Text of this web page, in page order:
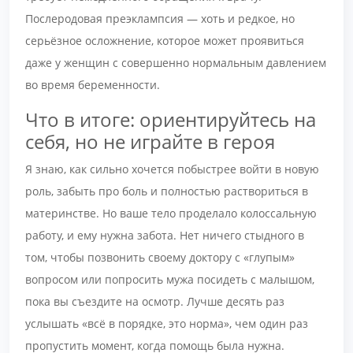
Послеродовая преэклампсия — хоть и редкое, но
серьёзное осложнение, которое может проявиться
даже у женщин с совершенно нормальным давлением
во время беременности.
Что в итоге: ориентируйтесь на
себя, но не играйте в героя
Я знаю, как сильно хочется побыстрее войти в новую
роль, забыть про боль и полностью раствориться в
материнстве. Но ваше тело проделало колоссальную
работу, и ему нужна забота. Нет ничего стыдного в
том, чтобы позвонить своему доктору с «глупым»
вопросом или попросить мужа посидеть с малышом,
пока вы съездите на осмотр. Лучше десять раз
услышать «всё в порядке, это норма», чем один раз
пропустить момент, когда помощь была нужна.